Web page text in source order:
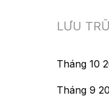
LƯU
Tháng 10
Tháng 9